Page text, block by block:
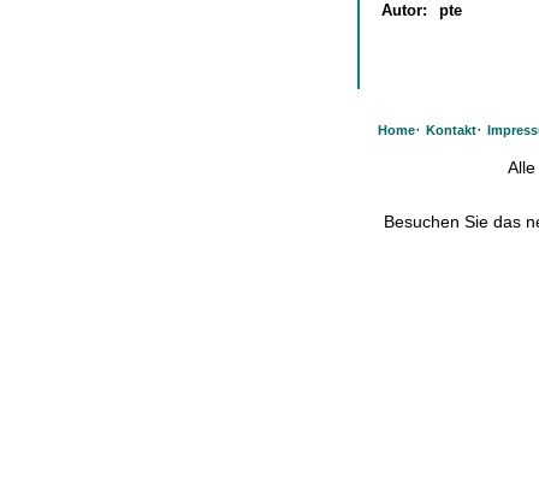
Autor:
pte
Home· Kontakt·
Besuchen Sie das